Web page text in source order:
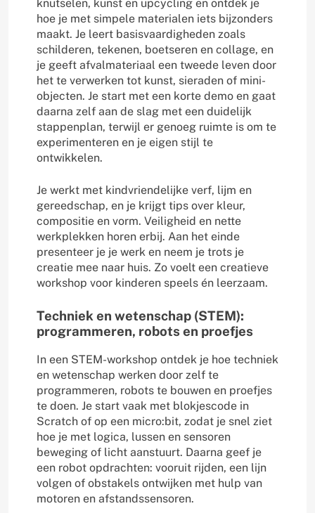
knutselen, kunst en upcycling en ontdek je
hoe je met simpele materialen iets bijzonders
maakt. Je leert basisvaardigheden zoals
schilderen, tekenen, boetseren en collage, en
je geeft afvalmateriaal een tweede leven door
het te verwerken tot kunst, sieraden of mini-
objecten. Je start met een korte demo en gaat
daarna zelf aan de slag met een duidelijk
stappenplan, terwijl er genoeg ruimte is om te
experimenteren en je eigen stijl te
ontwikkelen.
Je werkt met kindvriendelijke verf, lijm en
gereedschap, en je krijgt tips over kleur,
compositie en vorm. Veiligheid en nette
werkplekken horen erbij. Aan het einde
presenteer je je werk en neem je trots je
creatie mee naar huis. Zo voelt een creatieve
workshop voor kinderen speels én leerzaam.
Techniek en wetenschap (STEM):
programmeren, robots en proefjes
In een STEM-workshop ontdek je hoe techniek
en wetenschap werken door zelf te
programmeren, robots te bouwen en proefjes
te doen. Je start vaak met blokjescode in
Scratch of op een micro:bit, zodat je snel ziet
hoe je met logica, lussen en sensoren
beweging of licht aanstuurt. Daarna geef je
een robot opdrachten: vooruit rijden, een lijn
volgen of obstakels ontwijken met hulp van
motoren en afstandssensoren.